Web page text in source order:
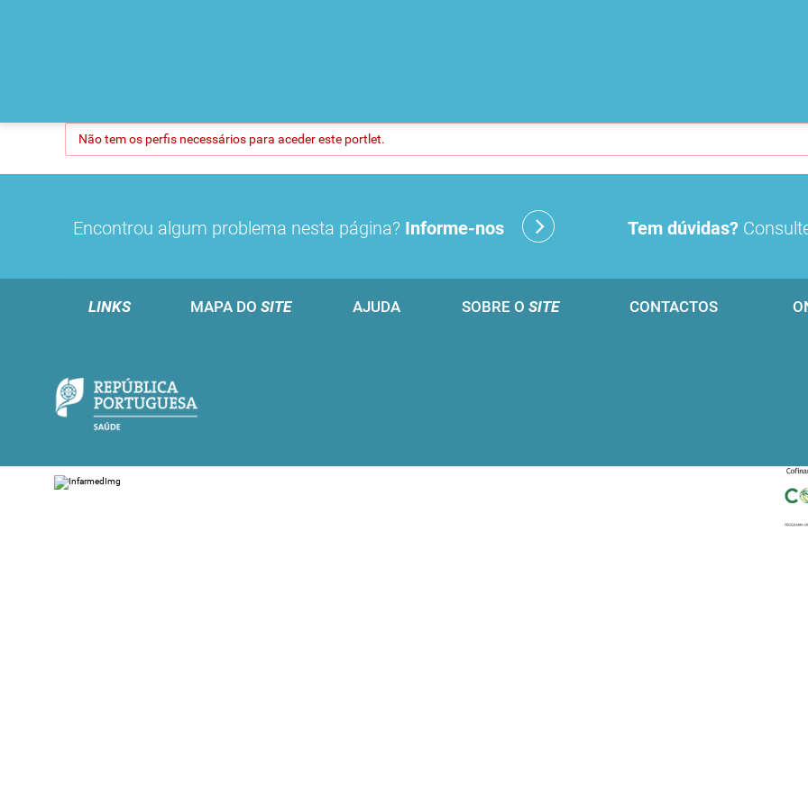
Não tem os perfis necessários para aceder este portlet.
Encontrou algum problema nesta página? Informe-nos Tem dúvidas?
LINKS MAPA DO SITE AJUDA SOBRE O SITE CONTACTOS